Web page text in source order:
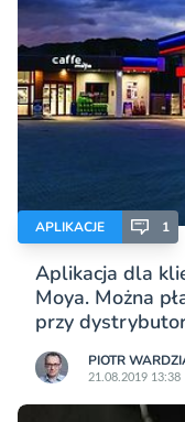
APLIKACJE 1
Aplikacja dla
Moya. Można
przy
PIOTR
21.08.2019 13:38